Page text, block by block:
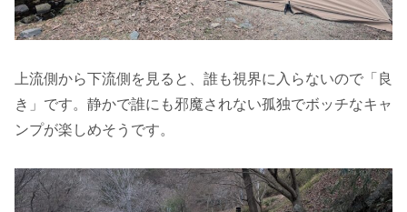
上流側から下流側を見ると、誰も視界に入らないので「良
き」です。静かで誰にも邪魔されない孤独でボッチなキャ
ンプが楽しめそうです。